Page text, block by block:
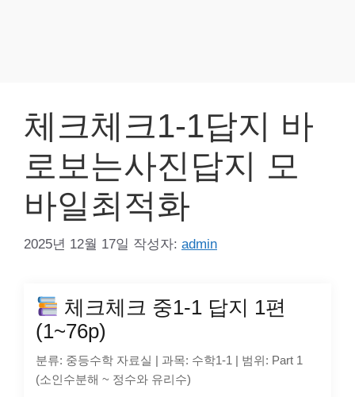
체크체크1-1답지 바
로보는사진답지 모
바일최적화
2025년 12월 17일 작성자: admin
체크체크 중1-1 답지 1편
(1~76p)
분류: 중등수학 자료실 | 과목: 수학1-1 | 범위: Part 1
(소인수분해 ~ 정수와 유리수)